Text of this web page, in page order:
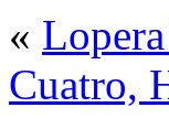
«
Cuatro,